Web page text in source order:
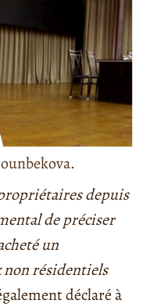
depuis
de préciser
un
non résidentiels
déclaré à